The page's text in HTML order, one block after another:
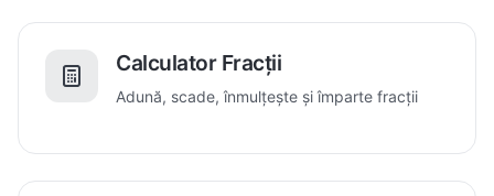
Calculator Fracții
Adună, scade, înmulțește și împarte fracții